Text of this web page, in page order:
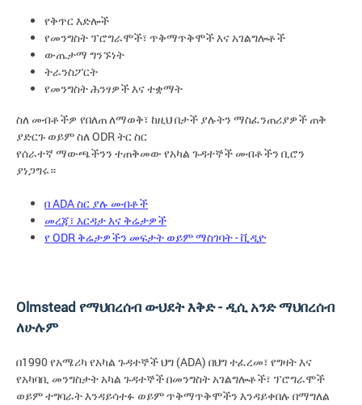
የቅጥር እድሎች
የመንግስት ፕሮግራሞች፣ ጥቅማጥቅሞች እና አገልግሎቶች
ውጤታማ ግንኙነት
ትራንስፖርት
የመንግስት ሕንፃዎች እና ተቋማት
ስለ መብቶችዎ የበለጠ ለማወቅ፣ ከዚህ በታች ያሉትን ማስፈንጠሪያዎች ጠቅ
ያድርጉ ወይም ስለ ODR ትር ስር
የሰራተኛ ማውጫችንን ተጠቅመው የአካል ጉዳተኞች መብቶችን ቢሮን
ያነጋግሩ።
በ ADA ስር ያሉ መብቶች
መረጃ፣ እርዳታ እና ቅሬታዎች
የ ODR ቅሬታዎችን መፍታት ወይም ማስገባት - ቪዲዮ
Olmstead የማህበረሰብ ውህደት እቅድ - ዲሲ አንድ ማህበረሰብ
ለሁሉም
በ1990 የአሜሪካ የአካል ጉዳተኞች ህግ (ADA) በህግ ተፈረመ፣ የግዛት እና
የአካባቢ መንግስታት አካል ጉዳተኞች በመንግስት አገልግሎቶች፣ ፕሮግራሞች
ወይም ተግባራት እንዳይሳተፉ ወይም ጥቅማጥቅሞችን እንዳይቀበሉ በማግለል